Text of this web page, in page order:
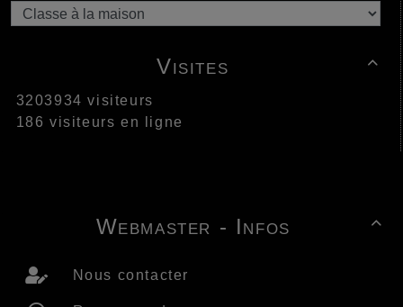

Visites
3203934 visiteurs
186 visiteurs en ligne

Webmaster - Infos
Nous contacter